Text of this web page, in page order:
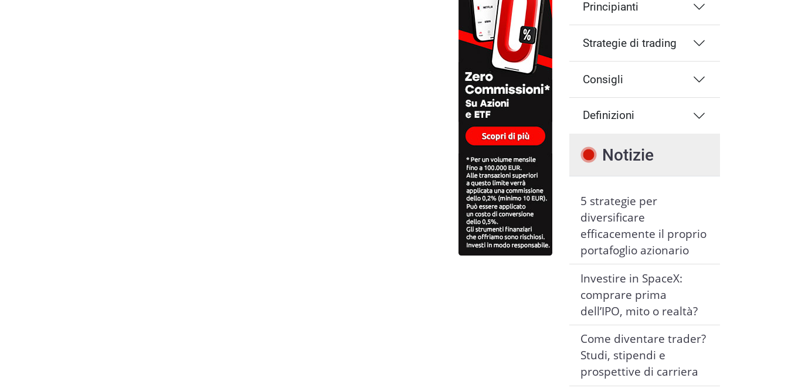
Principianti
Strategie di trading
Consigli
Definizioni
Notizie
5 strategie per
diversificare
efficacemente il proprio
portafoglio azionario
Investire in SpaceX:
comprare prima
dell’IPO, mito o realtà?
Come diventare trader?
Studi, stipendi e
prospettive di carriera